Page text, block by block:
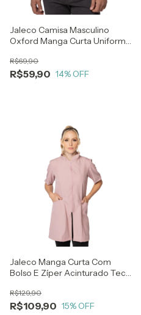
Jaleco Camisa Masculino
Oxford Manga Curta Uniforme
R$59,90
R$69,90
14% OFF
Jaleco Manga Curta Com
Bolso E Zíper Acinturado Tec
R$109,90
R$129,90
15% OFF